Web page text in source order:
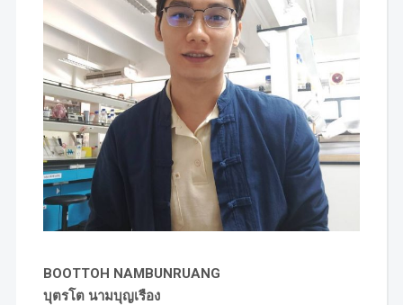
BOOTTOH NAMBUNRUANG
บุตรโต นามบุญเรือง